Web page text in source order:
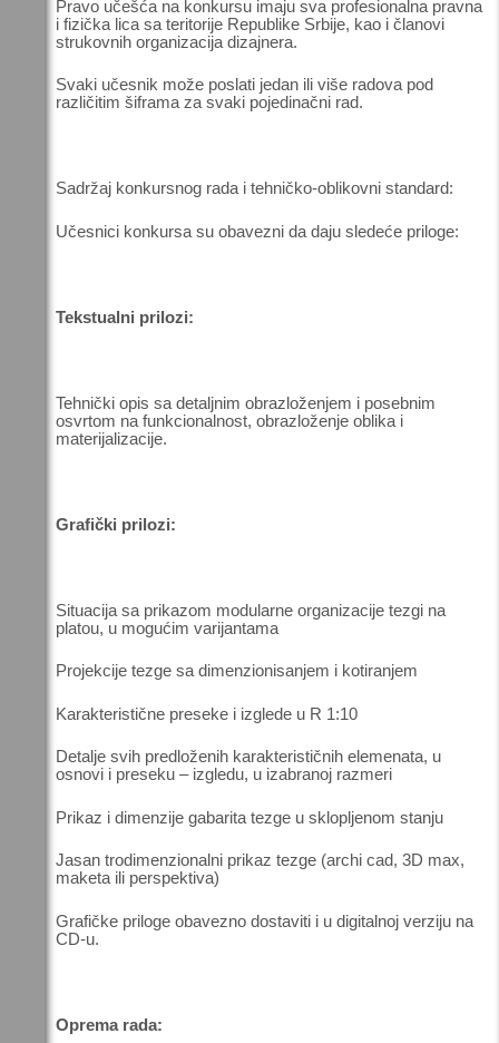
Pravo učešća na konkursu imaju sva profesionalna pravna
i fizička lica sa teritorije Republike Srbije, kao i članovi
strukovnih organizacija dizajnera.
Svaki učesnik može poslati jedan ili više radova pod
različitim šiframa za svaki pojedinačni rad.
Sadržaj konkursnog rada i tehničko-oblikovni standard:
Učesnici konkursa su obavezni da daju sledeće priloge:
Tekstualni prilozi:
Tehnički opis sa detaljnim obrazloženjem i posebnim
osvrtom na funkcionalnost, obrazloženje oblika i
materijalizacije.
Grafički prilozi:
Situacija sa prikazom modularne organizacije tezgi na
platou, u mogućim varijantama
Projekcije tezge sa dimenzionisanjem i kotiranjem
Karakteristične preseke i izglede u R 1:10
Detalje svih predloženih karakterističnih elemenata, u
osnovi i preseku – izgledu, u izabranoj razmeri
Prikaz i dimenzije gabarita tezge u sklopljenom stanju
Jasan trodimenzionalni prikaz tezge (archi cad, 3D max,
maketa ili perspektiva)
Grafičke priloge obavezno dostaviti i u digitalnoj verziju na
CD-u.
Oprema rada: